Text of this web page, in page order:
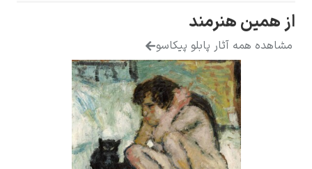
هنرمند
آثار پابلو پیکاسو